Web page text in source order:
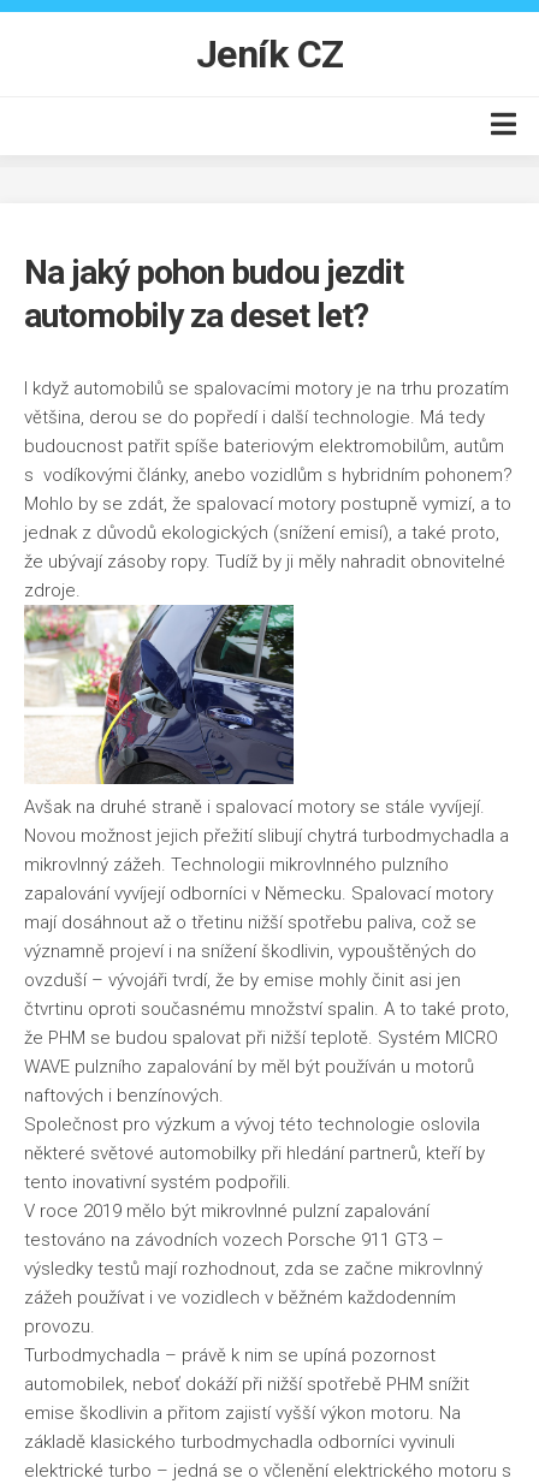
Skip
Jeník CZ
Byt
Finance
Produkty
Vzdělání
Na jaký pohon budou jezdit
automobily za deset let?
I když automobilů se spalovacími motory je na trhu prozatím
většina, derou se do popředí i další technologie. Má tedy
budoucnost patřit spíše bateriovým elektromobilům, autům
s vodíkovými články, anebo vozidlům s hybridním pohonem?
Mohlo by se zdát, že spalovací motory postupně vymizí, a to
jednak z důvodů ekologických (snížení emisí), a také proto,
že ubývají zásoby ropy. Tudíž by ji měly nahradit obnovitelné
zdroje.
Avšak na druhé straně i spalovací motory se stále vyvíjejí.
Novou možnost jejich přežití slibují chytrá turbodmychadla a
mikrovlnný zážeh. Technologii mikrovlnného pulzního
zapalování vyvíjejí odborníci v Německu. Spalovací motory
mají dosáhnout až o třetinu nižší spotřebu paliva, což se
významně projeví i na snížení škodlivin, vypouštěných do
ovzduší – vývojáři tvrdí, že by emise mohly činit asi jen
čtvrtinu oproti současnému množství spalin. A to také proto,
že PHM se budou spalovat při nižší teplotě. Systém MICRO
WAVE pulzního zapalování by měl být používán u motorů
naftových i benzínových.
Společnost pro výzkum a vývoj této technologie oslovila
některé světové automobilky při hledání partnerů, kteří by
tento inovativní systém podpořili.
V roce 2019 mělo být mikrovlnné pulzní zapalování
testováno na závodních vozech Porsche 911 GT3 –
výsledky testů mají rozhodnout, zda se začne mikrovlnný
zážeh používat i ve vozidlech v běžném každodenním
provozu.
Turbodmychadla – právě k nim se upíná pozornost
automobilek, neboť dokáží při nižší spotřebě PHM snížit
emise škodlivin a přitom zajistí vyšší výkon motoru. Na
základě klasického turbodmychadla odborníci vyvinuli
elektrické turbo – jedná se o včlenění elektrického motoru s